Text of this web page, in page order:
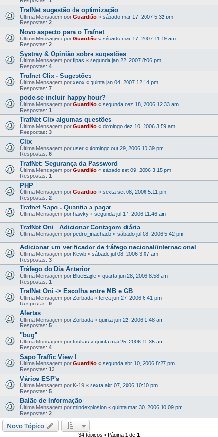
TrafNet sugestão de optimização
Última Mensagem por Guardião « sábado mar 17, 2007 5:32 pm
Respostas: 2
Novo aspecto para o Trafnet
Última Mensagem por Guardião « sábado mar 17, 2007 11:19 am
Respostas: 2
Systray & Opinião sobre sugestões
Última Mensagem por fipas « segunda jan 22, 2007 8:06 pm
Respostas: 4
Trafnet Clix - Sugestões
Última Mensagem por xeox « quinta jan 04, 2007 12:14 pm
Respostas: 7
pode-se incluir happy hour?
Última Mensagem por Guardião « segunda dez 18, 2006 12:33 am
Respostas: 1
TrafNet Clix algumas questões
Última Mensagem por Guardião « domingo dez 10, 2006 3:59 am
Respostas: 3
Clix
Última Mensagem por user « domingo out 29, 2006 10:39 pm
Respostas: 6
TrafNet: Segurança da Password
Última Mensagem por Guardião « sábado set 09, 2006 3:15 pm
Respostas: 1
PHP
Última Mensagem por Guardião « sexta set 08, 2006 5:11 pm
Respostas: 2
Trafnet Sapo - Quantia a pagar
Última Mensagem por hawky « segunda jul 17, 2006 11:46 am
TrafNet Oni - Adicionar Contagem diária
Última Mensagem por pedro_machado « sábado jul 08, 2006 5:42 pm
Adicionar um verificador de tráfego nacional/internacional
Última Mensagem por Kewb « sábado jul 08, 2006 3:07 am
Respostas: 3
Tráfego do Dia Anterior
Última Mensagem por BlueEagle « quarta jun 28, 2006 8:58 am
Respostas: 1
TrafNet Oni -> Escolha entre MB e GB
Última Mensagem por Zorbada « terça jun 27, 2006 6:41 pm
Respostas: 9
Alertas
Última Mensagem por Zorbada « quinta jun 22, 2006 1:48 am
Respostas: 5
"bug"
Última Mensagem por toukas « quinta mai 25, 2006 11:35 am
Respostas: 4
Sapo Traffic View !
Última Mensagem por Guardião « segunda abr 10, 2006 8:27 pm
Respostas: 13
Vários ESP's
Última Mensagem por K-19 « sexta abr 07, 2006 10:10 pm
Respostas: 5
Balão de Informação
Última Mensagem por mindexplosion « quinta mar 30, 2006 10:09 pm
Respostas: 2
Novo Tópico
34 tópicos • Página 1 de 1